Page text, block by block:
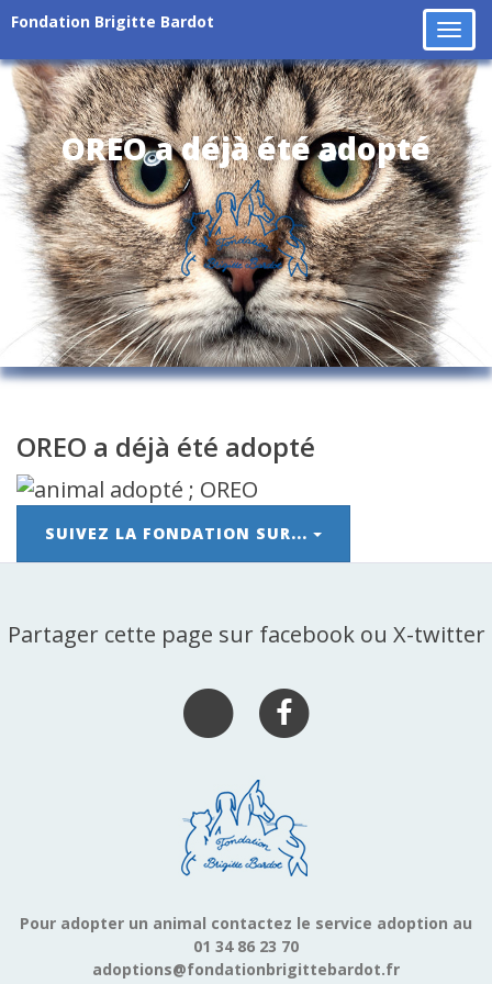
Fondation Brigitte Bardot
OREO a déjà été adopté
OREO a déjà été adopté
SUIVEZ LA FONDATION SUR...
Partager cette page sur facebook ou X-twitter
Pour adopter un animal contactez le service adoption au
01 34 86 23 70
adoptions@fondationbrigittebardot.fr